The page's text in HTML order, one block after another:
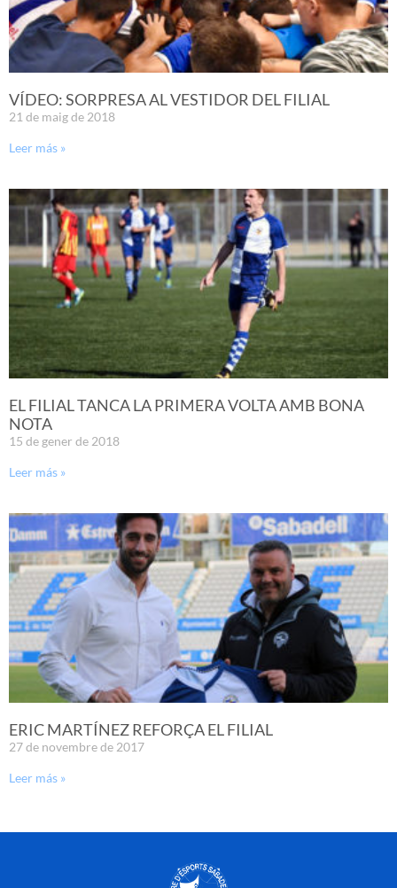
VÍDEO: SORPRESA AL VESTIDOR DEL FILIAL
21 de maig de 2018
Leer más »
EL FILIAL TANCA LA PRIMERA VOLTA AMB BONA
NOTA
15 de gener de 2018
Leer más »
ERIC MARTÍNEZ REFORÇA EL FILIAL
27 de novembre de 2017
Leer más »